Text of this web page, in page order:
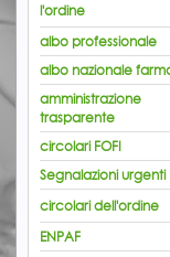
l'ordine
albo professionale
albo nazionale
amministrazione
trasparente
circolari FOFI
Segnalazioni urgenti
circolari dell'ordine
ENPAF